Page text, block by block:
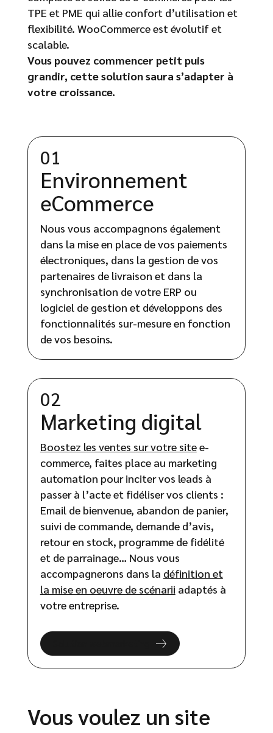
TPE et PME qui allie confort d’utilisation et
flexibilité. WooCommerce est évolutif et
scalable.
Vous pouvez commencer petit puis
grandir, cette solution saura s’adapter à
votre croissance.
01
Environnement
eCommerce
Nous vous accompagnons également
dans la mise en place de vos paiements
électroniques, dans la gestion de vos
partenaires de livraison et dans la
synchronisation de votre ERP ou
logiciel de gestion et développons des
fonctionnalités sur-mesure en fonction
de vos besoins.
02
Marketing digital
Boostez les ventes sur votre sitee-
commerce, faites place au marketing
automation pour inciter vos leads à
passer à l’acte et fidéliser vos clients :
Email de bienvenue, abandon de panier,
suivi de commande, demande d’avis,
retour en stock, programme de fidélité
et de parrainage… Nous vous
accompagnerons dans la définition et
la mise en oeuvre de scénarii adaptés à
votre entreprise.
Vous voulez un site